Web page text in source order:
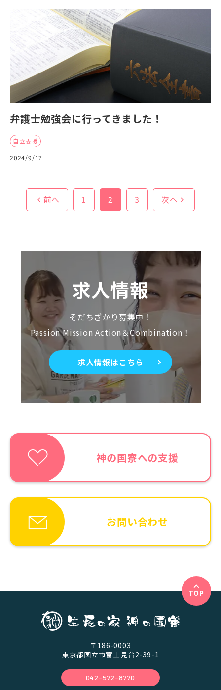
弁護士勉強会に行ってきました！
自立支援
2024/9/17
chevron_left 前へ 1 2 3 次へ chevron_right
求人情報
そだちざかり募集中！
Passion Mission Action＆Combination！
求人情報はこちら
神の国寮への支援
お問い合わせ
TOP
〒186-0003
東京都国立市富士見台2-39-1
042-572-8770